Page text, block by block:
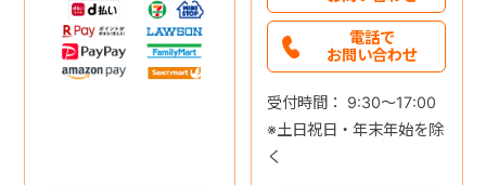
電話で
お問い合わせ
受付時間： 9:30～17:00
※土日祝日・年末年始を除
く